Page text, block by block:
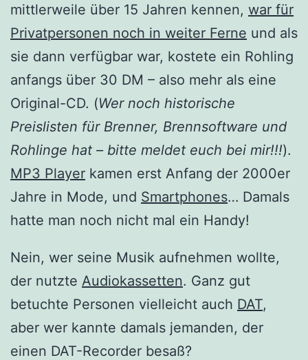
mittlerweile über 15 Jahren kennen, war für
Privatpersonen noch in weiter Ferne und als
sie dann verfügbar war, kostete ein Rohling
anfangs über 30 DM – also mehr als eine
Original-CD. (Wer noch historische
Preislisten für Brenner, Brennsoftware und
Rohlinge hat – bitte meldet euch bei mir!!!).
MP3 Player kamen erst Anfang der 2000er
Jahre in Mode, und Smartphones… Damals
hatte man noch nicht mal ein Handy!
Nein, wer seine Musik aufnehmen wollte,
der nutzte Audiokassetten. Ganz gut
betuchte Personen vielleicht auch DAT,
aber wer kannte damals jemanden, der
einen DAT-Recorder besaß?